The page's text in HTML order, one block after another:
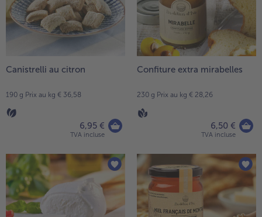
Canistrelli au citron
190 g Prix au kg € 36,58
6,95 €
TVA incluse
Confiture extra mirabelles
230 g Prix au kg € 28,26
6,50 €
TVA incluse